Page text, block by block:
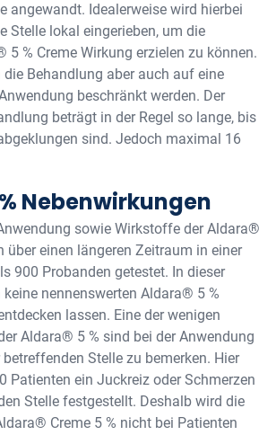
angewandt. Idealerweise wird hierbei
Stelle lokal eingerieben, um die
% Creme Wirkung erzielen zu können.
Behandlung aber auch auf eine
beschränkt werden. Der
beträgt in der Regel so lange, bis
sind. Jedoch maximal 16
Nebenwirkungen
sowie Wirkstoffe der Aldara®
über einen längeren Zeitraum in einer
900 Probanden getestet. In dieser
nennenswerten Aldara® 5 %
lassen. Eine der wenigen
Aldara® 5 % sind bei der Anwendung
Stelle zu bemerken. Hier
Patienten ein Juckreiz oder Schmerzen
Stelle festgestellt. Deshalb wird die
Creme 5 % nicht bei Patienten